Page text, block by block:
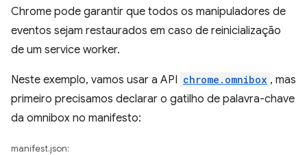
Chrome pode garantir que todos os manipuladores de
eventos sejam restaurados em caso de reinicialização
de um service worker.
Neste exemplo, vamos usar a API chrome.omnibox , mas
primeiro precisamos declarar o gatilho de palavra-chave
da omnibox no manifesto:
manifest.json: